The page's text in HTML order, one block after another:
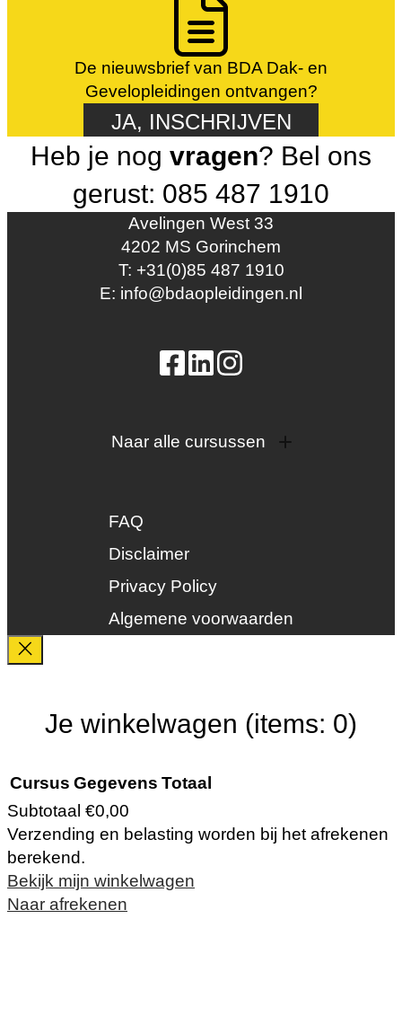
De nieuwsbrief van BDA Dak- en
Gevelopleidingen ontvangen?
JA, INSCHRIJVEN
Heb je nog vragen? Bel ons
gerust: 085 487 1910
Avelingen West 33
4202 MS Gorinchem
T: +31(0)85 487 1910
E: info@bdaopleidingen.nl
Naar alle cursussen
Zonne-energie
Duurzaamheid
Veiligheid
FAQ
Disclaimer
Privacy Policy
Algemene voorwaarden
Je winkelwagen (items: 0)
Producten
in
Cursus Gegevens Totaal
Subtotaal €0,00
Verzending en belasting worden bij het afrekenen
berekend.
Bekijk mijn winkelwagen
Naar afrekenen